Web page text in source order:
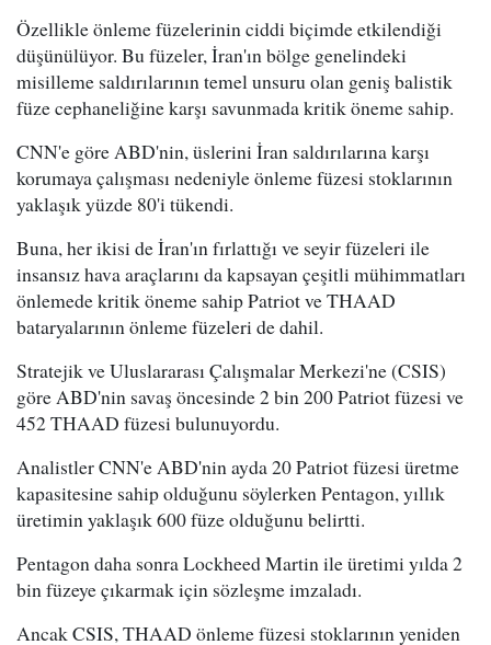
Özellikle önleme füzelerinin ciddi biçimde etkilendiği
düşünülüyor. Bu füzeler, İran'ın bölge genelindeki
misilleme saldırılarının temel unsuru olan geniş balistik
füze cephaneliğine karşı savunmada kritik öneme sahip.
CNN'e göre ABD'nin, üslerini İran saldırılarına karşı
korumaya çalışması nedeniyle önleme füzesi stoklarının
yaklaşık yüzde 80'i tükendi.
Buna, her ikisi de İran'ın fırlattığı ve seyir füzeleri ile
insansız hava araçlarını da kapsayan çeşitli mühimmatları
önlemede kritik öneme sahip Patriot ve THAAD
bataryalarının önleme füzeleri de dahil.
Stratejik ve Uluslararası Çalışmalar Merkezi'ne (CSIS)
göre ABD'nin savaş öncesinde 2 bin 200 Patriot füzesi ve
452 THAAD füzesi bulunuyordu.
Analistler CNN'e ABD'nin ayda 20 Patriot füzesi üretme
kapasitesine sahip olduğunu söylerken Pentagon, yıllık
üretimin yaklaşık 600 füze olduğunu belirtti.
Pentagon daha sonra Lockheed Martin ile üretimi yılda 2
bin füzeye çıkarmak için sözleşme imzaladı.
Ancak CSIS, THAAD önleme füzesi stoklarının yeniden